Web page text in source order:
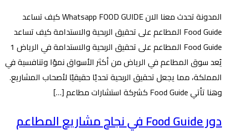
المدونة تحدث معنا الان Whatsapp FOOD GUIDE كيف تساعد
Food Guide المطاعم على تحقيق الربحية والاستدامة كيف تساعد
Food Guide المطاعم على تحقيق الربحية والاستدامة في الرياض 1
يُعد سوق المطاعم في الرياض من أكثر الأسواق نموًا وتنافسية في
المملكة، مما يجعل تحقيق الربحية تحديًا حقيقيًا لأصحاب المشاريع.
وهنا تأتي Food Guide كشركة استشارات مطاعم […]
دور Food Guide في نجاح مشاريع المطاعم